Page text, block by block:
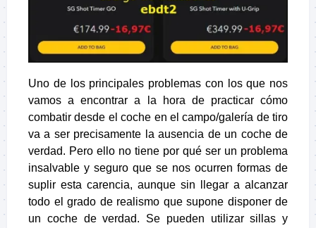
Uno de los principales problemas con los que nos
vamos a encontrar a la hora de practicar cómo
combatir desde el coche en el campo/galería de tiro
va a ser precisamente la ausencia de un coche de
verdad. Pero ello no tiene por qué ser un problema
insalvable y seguro que se nos ocurren formas de
suplir esta carencia, aunque sin llegar a alcanzar
todo el grado de realismo que supone disponer de
un coche de verdad. Se pueden utilizar sillas y